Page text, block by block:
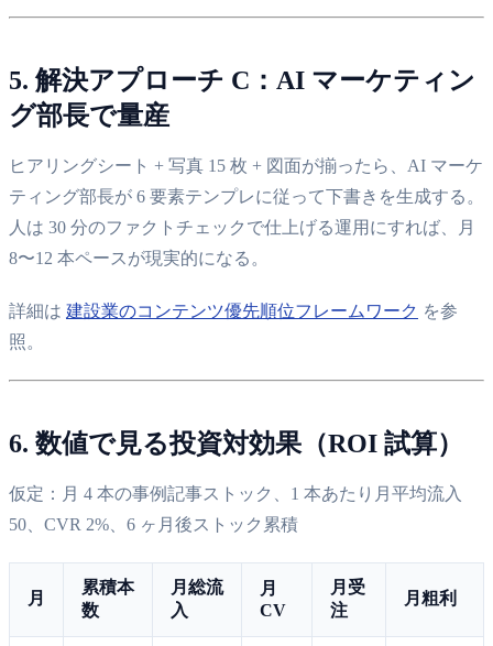
5. 解決アプローチ C：AI マーケティン
グ部長で量産
ヒアリングシート + 写真 15 枚 + 図面が揃ったら、AI マーケ
ティング部長が 6 要素テンプレに従って下書きを生成する。
人は 30 分のファクトチェックで仕上げる運用にすれば、月
8〜12 本ペースが現実的になる。
詳細は 建設業のコンテンツ優先順位フレームワーク を参
照。
6. 数値で見る投資対効果（ROI 試算）
仮定：月 4 本の事例記事ストック、1 本あたり月平均流入
50、CVR 2%、6 ヶ月後ストック累積
月
累積本
数
月総流
入
月
CV
月受
注
月粗利